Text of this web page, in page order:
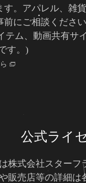
。アパレル、雑貨
にご相談ください
テム、動画共有サ
す。)
公式ライ
株式会社スターフ
販売店等の詳細は